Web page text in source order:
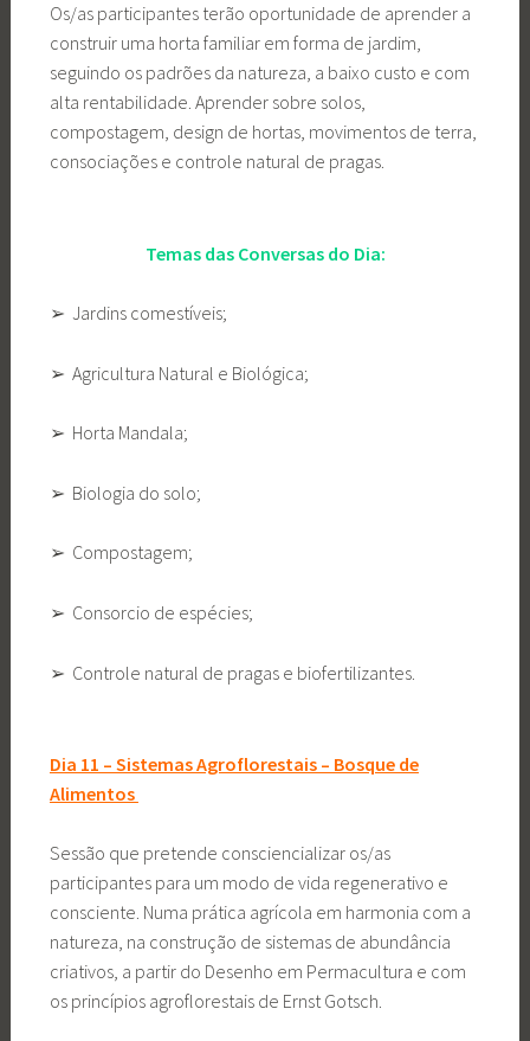
Os/as participantes terão oportunidade de aprender a
construir uma horta familiar em forma de jardim,
seguindo os padrões da natureza, a baixo custo e com
alta rentabilidade. Aprender sobre solos,
compostagem, design de hortas, movimentos de terra,
consociações e controle natural de pragas.
Temas das Conversas do Dia:
➢ Jardins comestíveis;
➢ Agricultura Natural e Biológica;
➢ Horta Mandala;
➢ Biologia do solo;
➢ Compostagem;
➢ Consorcio de espécies;
➢ Controle natural de pragas e biofertilizantes.
Dia 11 – Sistemas Agroflorestais – Bosque de
Alimentos
Sessão que pretende consciencializar os/as
participantes para um modo de vida regenerativo e
consciente. Numa prática agrícola em harmonia com a
natureza, na construção de sistemas de abundância
criativos, a partir do Desenho em Permacultura e com
os princípios agroflorestais de Ernst Gotsch.